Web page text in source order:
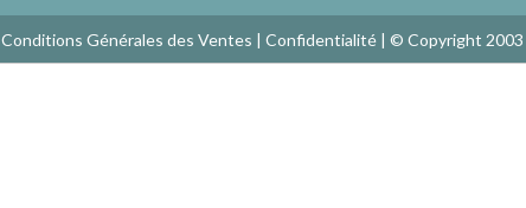
Conditions Générales des Ventes | Confidentialité| © Copyright 2003